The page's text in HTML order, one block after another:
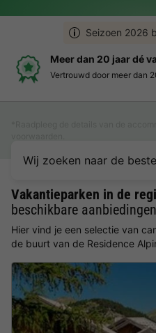
Seizoen 2026
Meer dan 20 jaar dé
Vertrouwd door meer dan
Wij zoeken naar de
Vakantieparken in de
beschikbare aanbiedingen
Hier vind je een selectie van
de buurt van de Residence